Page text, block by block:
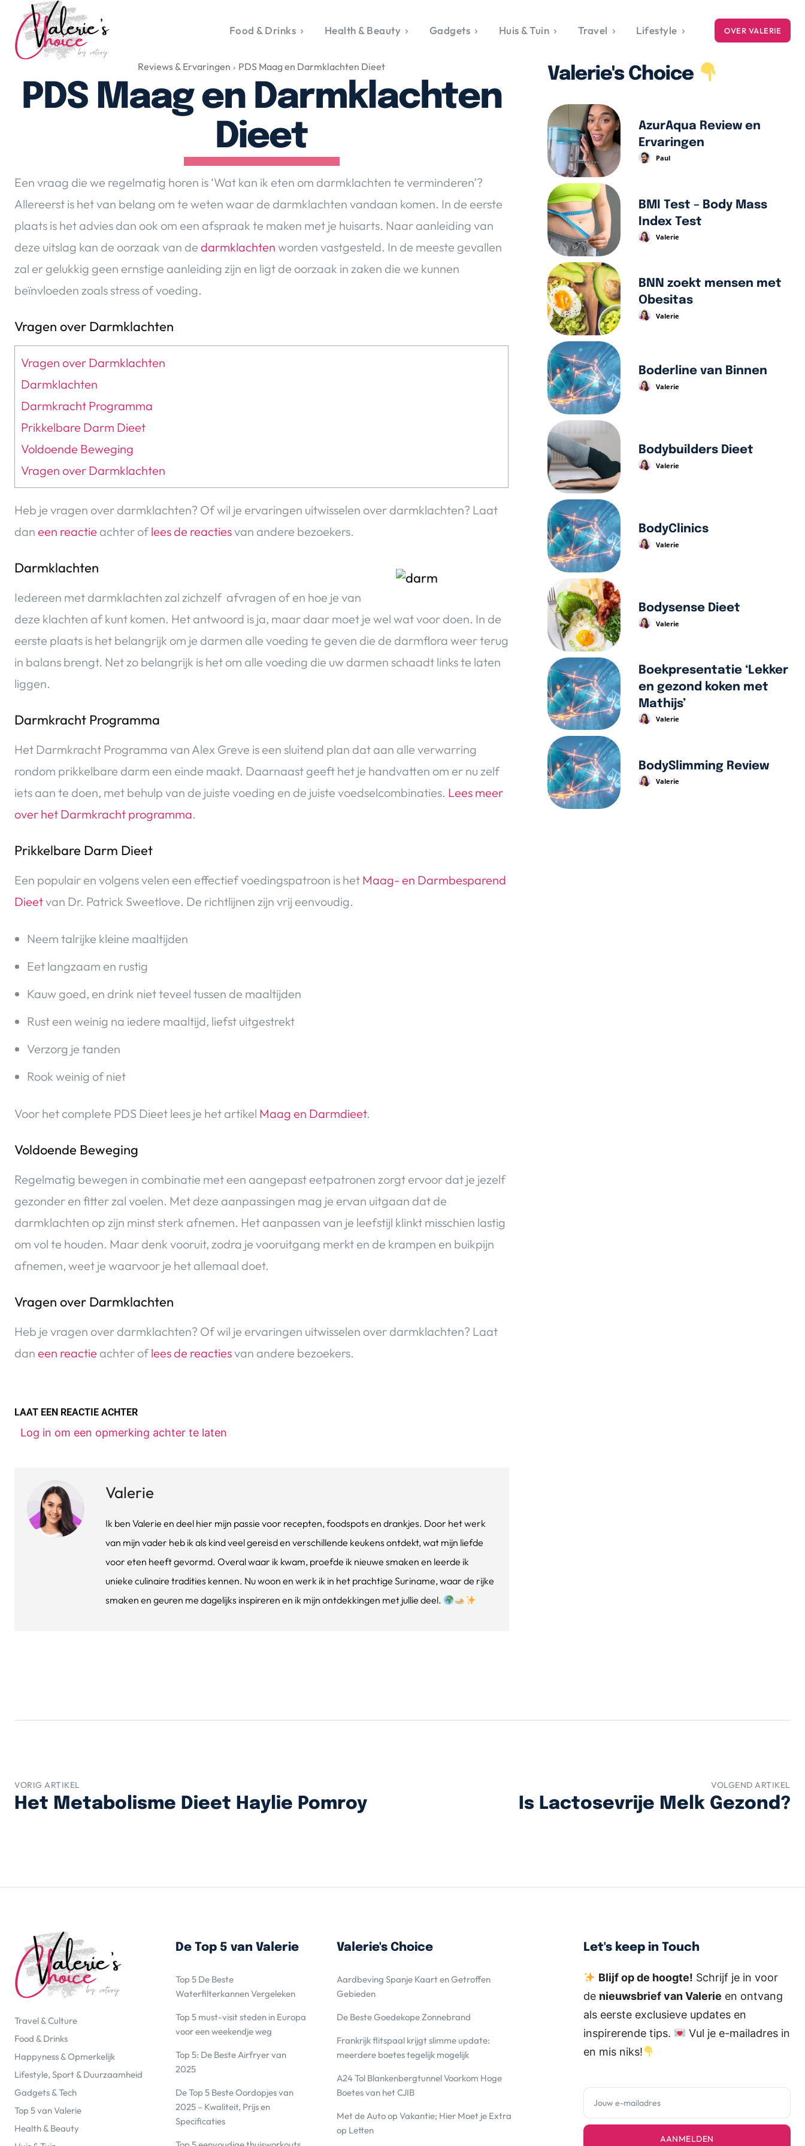
Valerie's Topics
Travel & Culture
Food & Drinks
Happyness & Opmerkelijk
Lifestyle, Sport &
Duurzaamheid
Gadgets & Tech
Top 5 van Valerie
Health & Beauty
Huis & Tuin
Nieuws & Media
Over Valerie
Over Valerie
De Top 5
Food & Drinks
Health & Beauty
Lifestyle
Food & Drinks Health & Beauty Gadgets Huis & Tuin Travel Lifestyle OVER VALERIE
Reviews & Ervaringen PDS Maag en Darmklachten Dieet
PDS Maag en Darmklachten
Dieet
Een vraag die we regelmatig horen is ‘Wat kan ik eten om darmklachten te verminderen’?
Allereerst is het van belang om te weten waar de darmklachten vandaan komen. In de eerste
plaats is het advies dan ook om een afspraak te maken met je huisarts. Naar aanleiding van
deze uitslag kan de oorzaak van de darmklachten worden vastgesteld. In de meeste gevallen
zal er gelukkig geen ernstige aanleiding zijn en ligt de oorzaak in zaken die we kunnen
beïnvloeden zoals stress of voeding.
Vragen over Darmklachten
Vragen over Darmklachten
Darmklachten
Darmkracht Programma
Prikkelbare Darm Dieet
Voldoende Beweging
Vragen over Darmklachten
Heb je vragen over darmklachten? Of wil je ervaringen uitwisselen over darmklachten? Laat
dan een reactie achter oflees de reactiesvan andere bezoekers.
Darmklachten
Iedereen met darmklachten zal zichzelf afvragen of en hoe je van
deze klachten af kunt komen. Het antwoord is ja, maar daar moet je wel wat voor doen. In de
eerste plaats is het belangrijk om je darmen alle voeding te geven die de darmflora weer terug
in balans brengt. Net zo belangrijk is het om alle voeding die uw darmen schaadt links te laten
liggen.
Darmkracht Programma
Het Darmkracht Programma van Alex Greve is een sluitend plan dat aan alle verwarring
rondom prikkelbare darm een einde maakt. Daarnaast geeft het je handvatten om er nu zelf
iets aan te doen, met behulp van de juiste voeding en de juiste voedselcombinaties. Lees meer
over het Darmkracht programma.
Prikkelbare Darm Dieet
Een populair en volgens velen een effectief voedingspatroon is het Maag- en Darmbesparend
Dieetvan Dr. Patrick Sweetlove. De richtlijnen zijn vrij eenvoudig.
Neem talrijke kleine maaltijden
Eet langzaam en rustig
Kauw goed, en drink niet teveel tussen de maaltijden
Rust een weinig na iedere maaltijd, liefst uitgestrekt
Verzorg je tanden
Rook weinig of niet
Voor het complete PDS Dieet lees je het artikel Maag en Darmdieet.
Voldoende Beweging
Regelmatig bewegen in combinatie met een aangepast eetpatronen zorgt ervoor dat je jezelf
gezonder en fitter zal voelen. Met deze aanpassingen mag je ervan uitgaan dat de
darmklachten op zijn minst sterk afnemen. Het aanpassen van je leefstijl klinkt misschien lastig
om vol te houden. Maar denk vooruit, zodra je vooruitgang merkt en de krampen en buikpijn
afnemen, weet je waarvoor je het allemaal doet.
Vragen over Darmklachten
Heb je vragen over darmklachten? Of wil je ervaringen uitwisselen over darmklachten? Laat
dan een reactie achter oflees de reactiesvan andere bezoekers.
LAAT EEN REACTIE ACHTER
Log in om een opmerking achter te laten
Valerie
Ik ben Valerie en deel hier mijn passie voor recepten, foodspots en drankjes. Door het werk
van mijn vader heb ik als kind veel gereisd en verschillende keukens ontdekt, wat mijn liefde
voor eten heeft gevormd. Overal waar ik kwam, proefde ik nieuwe smaken en leerde ik
unieke culinaire tradities kennen. Nu woon en werk ik in het prachtige Suriname, waar de rijke
smaken en geuren me dagelijks inspireren en ik mijn ontdekkingen met jullie deel.
Valerie's Choice
AzurAqua Review en
Ervaringen
Paul
BMI Test – Body Mass
Index Test
Valerie
BNN zoekt mensen met
Obesitas
Valerie
Boderline van Binnen
Valerie
Bodybuilders Dieet
Valerie
BodyClinics
Valerie
Bodysense Dieet
Valerie
Boekpresentatie ‘Lekker
en gezond koken met
Mathijs’
Valerie
BodySlimming Review
Valerie
VORIG ARTIKEL
Het Metabolisme Dieet Haylie Pomroy
VOLGEND ARTIKEL
Is Lactosevrije Melk Gezond?
Travel & Culture
Food & Drinks
Happyness & Opmerkelijk
Lifestyle, Sport & Duurzaamheid
Gadgets & Tech
Top 5 van Valerie
Health & Beauty
De Top 5 van Valerie
Top 5 De Beste
Waterfilterkannen Vergeleken
Top 5 must-visit steden in Europa
voor een weekendje weg
Top 5: De Beste Airfryer van
2025
De Top 5 Beste Oordopjes van
2025 – Kwaliteit, Prijs en
Specificaties
Valerie's Choice
Aardbeving Spanje Kaart en Getroffen
Gebieden
De Beste Goedekope Zonnebrand
Frankrijk flitspaal krijgt slimme update:
meerdere boetes tegelijk mogelijk
A24 Tol Blankenbergtunnel Voorkom Hoge
Boetes van het CJIB
Met de Auto op Vakantie; Hier Moet je Extra
op Letten
Let's keep in Touch
Blijf op de hoogte! Schrijf je in voor
de nieuwsbrief van Valerie en ontvang
als eerste exclusieve updates en
inspirerende tips.
Vul je e-mailadres in
en mis niks!
AANMELDEN